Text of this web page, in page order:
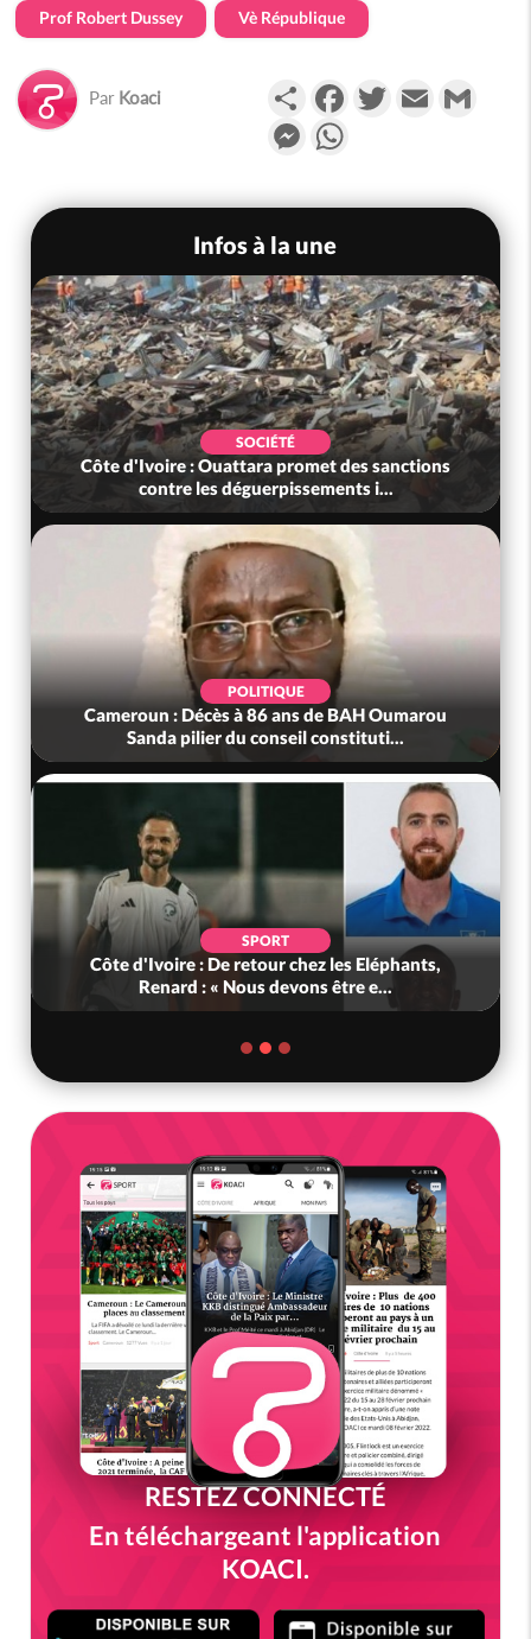
Prof Robert Dussey Vè République
Par Koaci PartagerFacebookTwitterEmail
Messenger
Infos à la une
SOCIÉTÉ
Côte d'Ivoire : Ouattara promet des sanctions
contre les déguerpissements i...
POLITIQUE
Cameroun : Décès à 86 ans de BAH Oumarou
Sanda pilier du conseil constituti...
SPORT
Côte d'Ivoire : De retour chez les Eléphants,
Renard : « Nous devons être e...
RESTEZ CONNECTÉ
En téléchargeant l'application
KOACI.